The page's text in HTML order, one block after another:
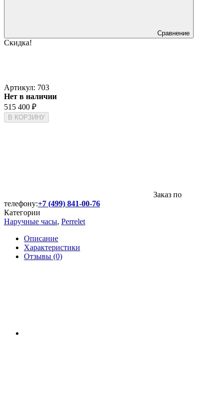
Сравнение
Скидка!
Артикул: 703
Нет в наличии
515 400 ₽
В КОРЗИНУ
Заказ по
телефону:+7 (499) 841-00-76
Категории
Наручные часы, Perrelet
Описание
Характеристики
Отзывы (0)